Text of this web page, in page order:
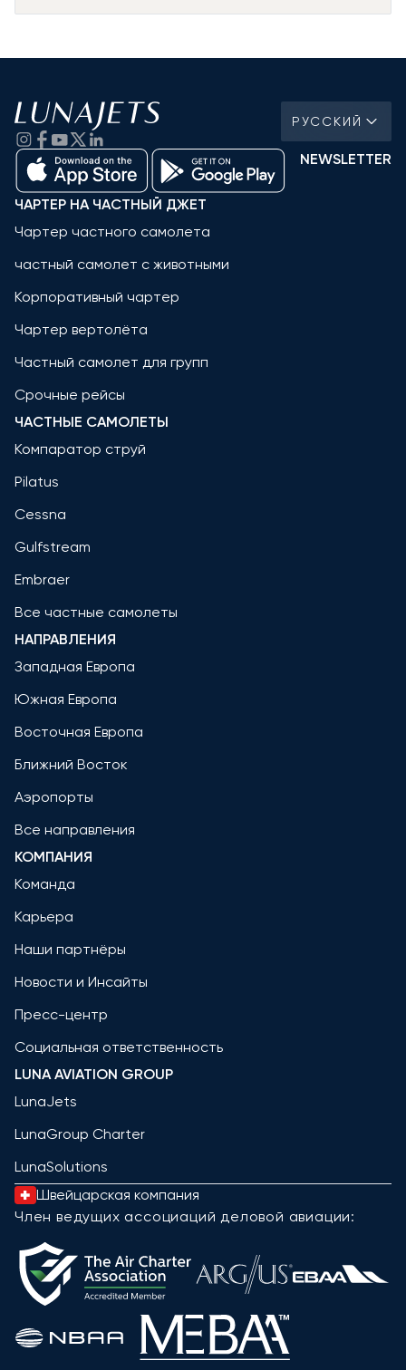
РУССКИЙ
NEWSLETTER
ЧАРТЕР НА ЧАСТНЫЙ ДЖЕТ
Чартер частного самолета
частный самолет с животными
Корпоративный чартер
Чартер вертолёта
Частный самолет для групп
Срочные рейсы
ЧАСТНЫЕ САМОЛЕТЫ
Компаратор струй
Pilatus
Cessna
Gulfstream
Embraer
Все частные самолеты
НАПРАВЛЕНИЯ
Западная Европа
Южная Европа
Восточная Европа
Ближний Восток
Аэропорты
Все направления
КОМПАНИЯ
Команда
Карьера
Наши партнёры
Новости и Инсайты
Пресс-центр
Социальная ответственность
LUNA AVIATION GROUP
LunaJets
LunaGroup Charter
LunaSolutions
Швейцарская компания
Член ведущих ассоциаций деловой авиации: